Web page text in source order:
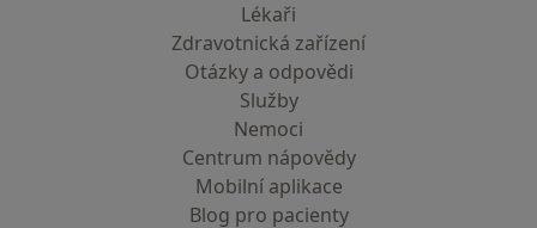
Lékaři
Zdravotnická zařízení
Otázky a odpovědi
Služby
Nemoci
Centrum nápovědy
Mobilní aplikace
Blog pro pacienty